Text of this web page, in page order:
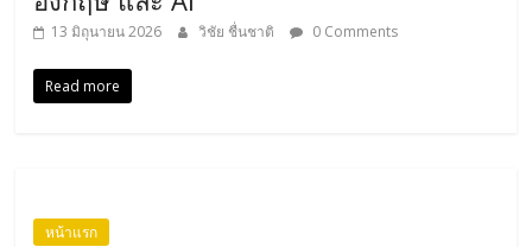
13 มิถุนายน 2026 วิชัย ชื่นชาติ 0 Comments
Read more
หน้าแรก